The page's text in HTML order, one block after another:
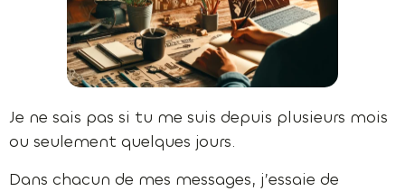
Je ne sais pas si tu me suis depuis plusieurs mois
ou seulement quelques jours.
Dans chacun de mes messages, j’essaie de